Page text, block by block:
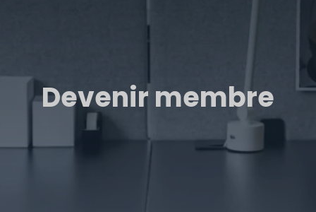
Devenir membre